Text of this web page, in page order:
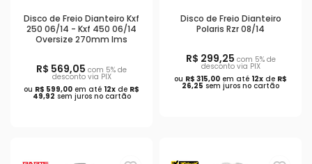
Disco de Freio Dianteiro Kxf
250 06/14 - Kxf 450 06/14
Oversize 270mm Ims
R$ 569,05 com 5% de
desconto via PIX
ou R$ 599,00 em até 12x de R$
49,92 sem juros no cartão
Disco de Freio Dianteiro
Polaris Rzr 08/14
R$ 299,25 com 5% de
desconto via PIX
ou R$ 315,00 em até 12x de R$
26,25 sem juros no cartão